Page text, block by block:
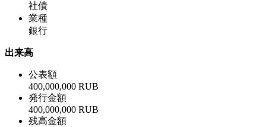
社債
業種
銀行
出来高
公表額
400,000,000 RUB
発行金額
400,000,000 RUB
残高金額